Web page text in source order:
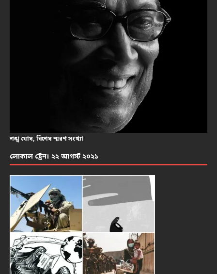
শঙ্খ ঘোষ, বিশেষ স্মরণ সংখ্যা
লোকাল ট্রেন। ২২ আগস্ট ২০২১